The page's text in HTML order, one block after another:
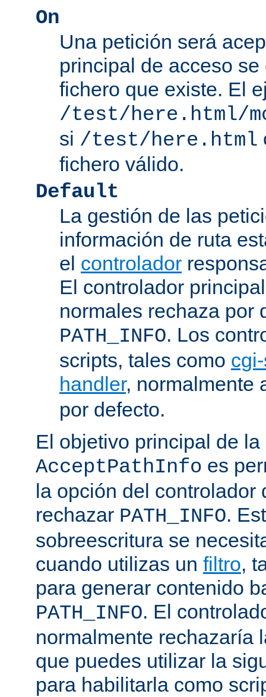
On
Una petición será
principal de acceso
fichero que existe. El
/test/here.html/
si /test/here.html
fichero válido.
Default
La gestión de las
información de ruta
el controlador
El controlador
normales rechaza por
PATH_INFO. Los
scripts, tales como
handler, normalmente
por defecto.
El objetivo principal de la
AcceptPathInfo es
la opción del controlador
rechazar PATH_INFO.
sobreescritura se
cuando utilizas un filtro,
para generar contenido
PATH_INFO. El
normalmente rechazaría
que puedes utilizar la
para habilitarla como